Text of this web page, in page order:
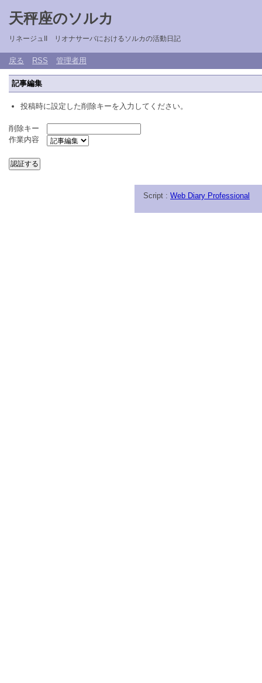
天秤座のソルカ
リネージュII リオナサーバにおけるソルカの活動日記
戻る RSS 管理者用
記事編集
投稿時に設定した削除キーを入力してください。
削除キー
作業内容
Script : Web Diary Professional